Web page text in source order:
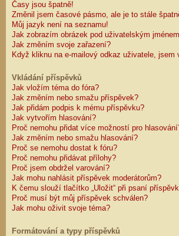
Časy jsou špatně!
Změnil jsem časové pásmo, ale je to stále
Můj jazyk není na seznamu!
Jak zobrazím obrázek pod uživatelským
Jak změním svoje zařazení?
Když kliknu na e-mailový odkaz uživatele, jsem
Vkládání příspěvků
Jak vložím téma do fóra?
Jak změním nebo smažu příspěvek?
Jak přidám podpis k mému příspěvku?
Jak vytvořím hlasování?
Proč nemohu přidat více možností pro
Jak změním nebo smažu hlasování?
Proč se nemohu dostat k fóru?
Proč nemohu přidávat přílohy?
Proč jsem obdržel varování?
Jak mohu nahlásit příspěvek moderátorům?
K čemu slouží tlačítko „Uložit“ při psaní
Proč musí být můj příspěvek schválen?
Jak mohu oživit svoje téma?
Formátování a typy příspěvků